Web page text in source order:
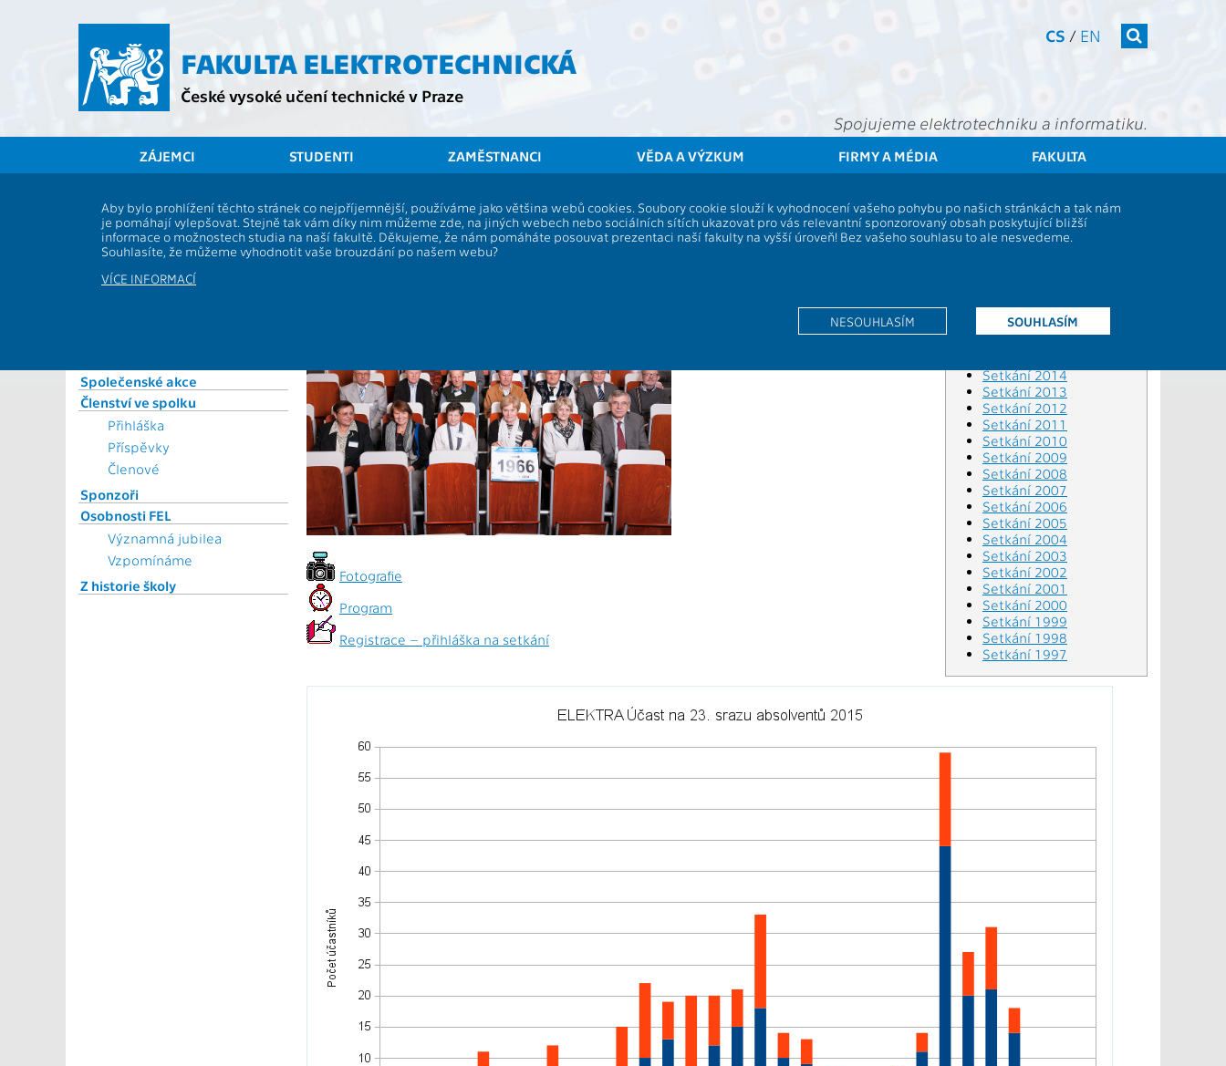
FAKULTA ELEKTROTECHNICKÁ
České vysoké učení technické v Praze
CS / EN
Spojujeme elektrotechniku a informatiku.
ZÁJEMCI STUDENTI ZAMĚSTNANCI VĚDA A VÝZKUM FIRMY A MÉDIA FAKULTA
Aby bylo prohlížení těchto stránek co nejpříjemnější, používáme jako většina webů cookies. Soubory cookie slouží k vyhodnocení vašeho pohybu po našich stránkách a tak nám
je pomáhají vylepšovat. Stejně tak vám díky nim můžeme zde, na jiných webech nebo sociálních sítích ukazovat pro vás relevantní sponzorovaný obsah poskytující bližší
informace o možnostech studia na naší fakultě. Děkujeme, že nám pomáháte posouvat prezentaci naší fakulty na vyšší úroveň! Bez vašeho souhlasu to ale nesvedeme.
Souhlasíte, že můžeme vyhodnotit vaše brouzdání po našem webu?
VÍCE INFORMACÍ
SOUHLASÍM
NESOUHLASÍM
Spolek Elektra
O spolku
Předsednictvo
Dozorčí rada
Valná hromada
Společenské akce
Členství ve spolku
Přihláška
Příspěvky
Členové
Sponzoři
Osobnosti FEL
Významná jubilea
Vzpomínáme
Z historie školy
Setkání 2025
Setkání 2024
Setkání 2018
Setkání 2017
Setkání 2014
Setkání 2013
Setkání 2012
Setkání 2011
Setkání 2010
Setkání 2009
Setkání 2008
Setkání 2007
Setkání 2006
Setkání 2005
Setkání 2004
Setkání 2003
Setkání 2002
Setkání 2001
Setkání 2000
Setkání 1999
Setkání 1998
Setkání 1997
23. Setkání absolventů FEL ČVUT v Praze
7. listopadu 2015
Fotografie
Program
Registrace – přihláška na setkání